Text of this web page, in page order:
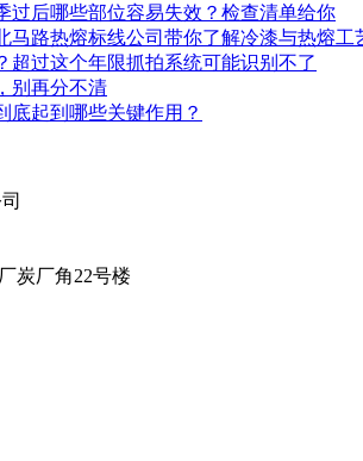
过后哪些部位容易失效？检查清单给你
马路热熔标线公司带你了解冷漆与热熔工
超过这个年限抓拍系统可能识别不了
别再分不清
底起到哪些关键作用？
炭厂角22号楼